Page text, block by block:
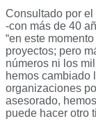
Consultado por
-con más de 40
“en este
proyectos; pero
números ni los
hemos cambiado
organizaciones
asesorado,
puede hacer otro